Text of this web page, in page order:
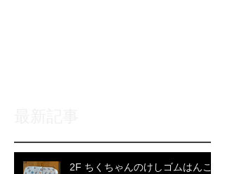
2F ちくちゃんのけしゴムはんこ